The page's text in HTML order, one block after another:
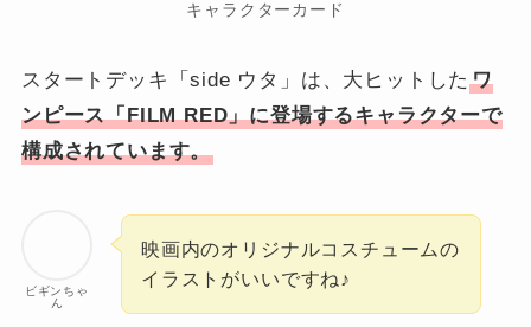
キャラクターカード
スタートデッキ「side ウタ」は、大ヒットしたワ
ンピース「FILM RED」に登場するキャラクターで
構成されています。
ビギンちゃ
ん
映画内のオリジナルコスチュームの
イラストがいいですね♪